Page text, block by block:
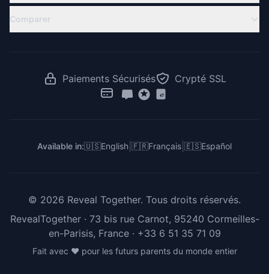
Compte à Rebours Révélation
Idées de Révélation
Révélation à Distance
Révélation Jumeaux
Révélation au Travail
Pour Créateurs & Influenceurs
Comparer
RevealTogether vs ZoomPaiements Sécurisés Crypté SSL
Available in:🇺🇸English 🇫🇷Français 🇪🇸Español
© 2026 Reveal Together. Tous droits réservés.
RevealTogether · 73 bis rue Carnot, 95240 Cormeilles-
en-Parisis, France · +33 6 51 35 71 09
Fait avec ❤️ pour les futurs parents du monde entier